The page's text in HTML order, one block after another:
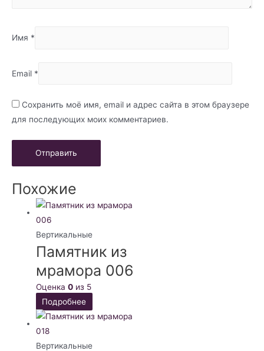
Имя *
Email *
Сохранить моё имя, email и адрес сайта в этом браузере
для последующих моих комментариев.
Похожие
Вертикальные
Памятник из
мрамора 006
Оценка0 из 5
Подробнее
Вертикальные